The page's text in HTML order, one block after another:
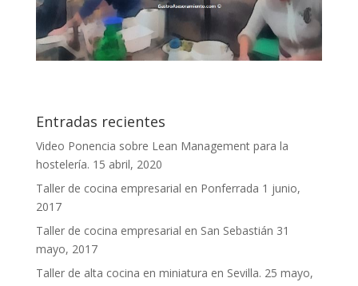
Entradas recientes
Video Ponencia sobre Lean Management para la
hostelería. 15 abril, 2020
Taller de cocina empresarial en Ponferrada 1 junio,
2017
Taller de cocina empresarial en San Sebastián 31
mayo, 2017
Taller de alta cocina en miniatura en Sevilla. 25 mayo,